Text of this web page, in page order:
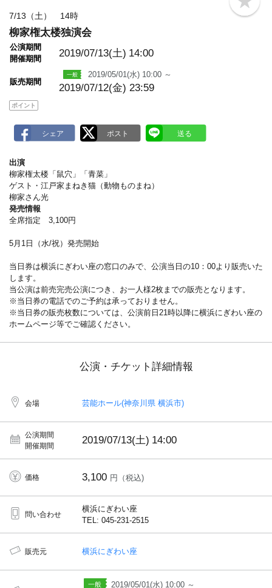
b
o
7/13（土） 14時
柳家権太楼独演会
公演期間
開催期間
2019/07/13(土) 14:00
販売期間
2019/05/01(水) 10:00 ～
2019/07/12(金) 23:59
ポイント
出演
柳家権太楼「鼠穴」「青菜」
ゲスト・江戸家まねき猫（動物ものまね）
柳家さん光
発売情報
全席指定 3,100円
5月1日（水/祝）発売開始
当日券は横浜にぎわい座の窓口のみで、公演当日の10：00より販売いた
します。
当公演は前売完売公演につき、お一人様2枚までの販売となります。
※当日券の電話でのご予約は承っておりません。
※当日券の販売枚数については、公演前日21時以降に横浜にぎわい座の
ホームページ等でご確認ください。
公演・チケット詳細情報
会場 芸能ホール(神奈川県 横浜市)
公演期間
開催期間
2019/07/13(土) 14:00
価格 3,100 円（税込)
問い合わせ
横浜にぎわい座
TEL: 045-231-2515
販売元 横浜にぎわい座
2019/05/01(水) 10:00 ～